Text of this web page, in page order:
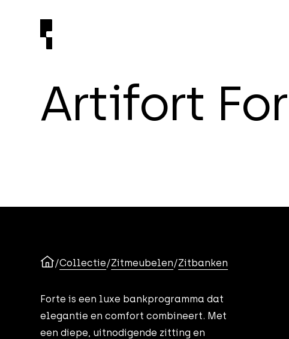
Artifort For
/Collectie/Zitmeubelen/Zitbanken
Forte is een luxe bankprogramma dat
elegantie en comfort combineert. Met
een diepe, uitnodigende zitting en